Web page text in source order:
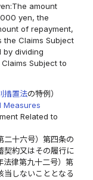
amount
yen, the
of repayment,
the Claims Subject
by dividing
Subject to
措置法の特例）
Measures
Related to
二十六号）第四条の
契約又はその履行に
法律第九十二号）第
当しないこととなる